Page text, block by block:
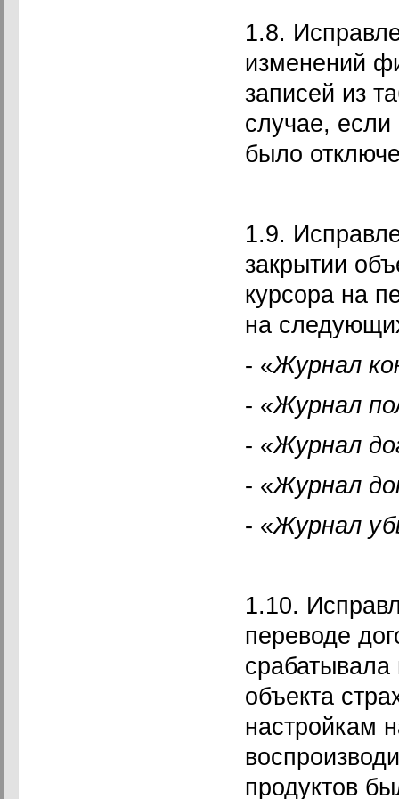
1.8.
изменений
записей из
случае, если
было
1.9.
закрытии
курсора на
на
- «Журнал
- «Журнал
- «Журнал
- «Журнал
- «Журнал
1.10.
переводе
срабатывала
объекта
настройкам
продуктов